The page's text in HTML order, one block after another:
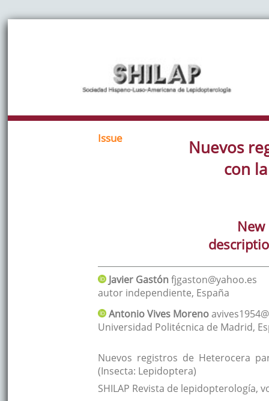
Issue
Nuevos
con
Javier Gastón fjgaston@yahoo.es
autor independiente, España
Antonio Vives Moreno
Universidad Politécnica de Madrid,
Nuevos registros de Heterocera
(Insecta: Lepidoptera)
SHILAP Revista de lepidopterología,